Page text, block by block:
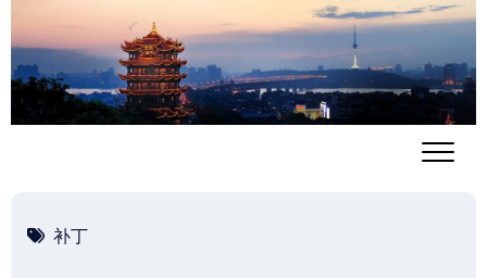
至
容
补丁